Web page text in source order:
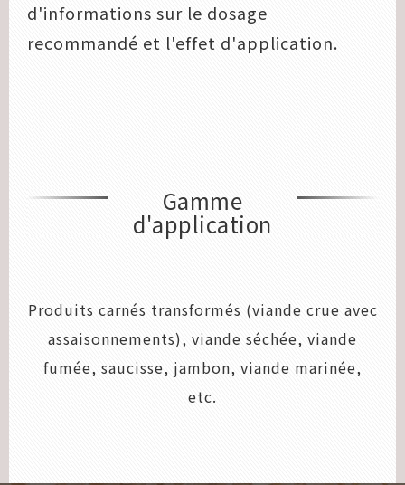
d'informations sur le dosage
recommandé et l'effet d'application.
Gamme
d'application
Produits carnés transformés (viande crue avec
assaisonnements), viande séchée, viande
fumée, saucisse, jambon, viande marinée,
etc.